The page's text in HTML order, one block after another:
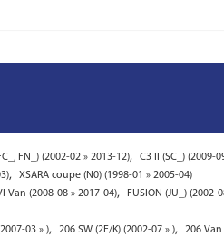
FN_) (2002-02 » 2013-12), C3 II (SC_) (2009-
, XSARA coupe (N0) (1998-01 » 2005-04)
Van (2008-08 » 2017-04), FUSION (JU_) (2002-
03 » ), 206 SW (2E/K) (2002-07 » ), 206 Van